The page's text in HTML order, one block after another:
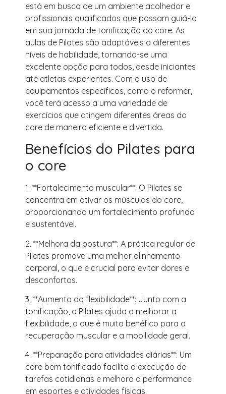
está em busca de um ambiente acolhedor e
profissionais qualificados que possam guiá-lo
em sua jornada de tonificação do core. As
aulas de Pilates são adaptáveis a diferentes
níveis de habilidade, tornando-se uma
excelente opção para todos, desde iniciantes
até atletas experientes. Com o uso de
equipamentos específicos, como o reformer,
você terá acesso a uma variedade de
exercícios que atingem diferentes áreas do
core de maneira eficiente e divertida.
Benefícios do Pilates para
o core
1. **Fortalecimento muscular**: O Pilates se
concentra em ativar os músculos do core,
proporcionando um fortalecimento profundo
e sustentável.
2. **Melhora da postura**: A prática regular de
Pilates promove uma melhor alinhamento
corporal, o que é crucial para evitar dores e
desconfortos.
3. **Aumento da flexibilidade**: Junto com a
tonificação, o Pilates ajuda a melhorar a
flexibilidade, o que é muito benéfico para a
recuperação muscular e a mobilidade geral.
4. **Preparação para atividades diárias**: Um
core bem tonificado facilita a execução de
tarefas cotidianas e melhora a performance
em esportes e atividades físicas.